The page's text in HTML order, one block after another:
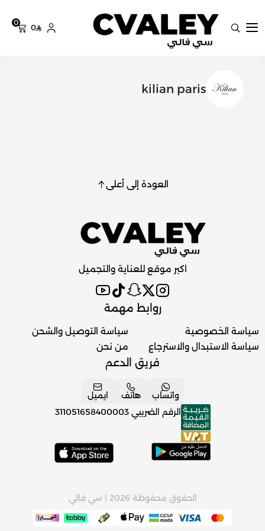
سي فالي
0
0
kilian paris
العودة إلى أعلى
اكبر موقع للعناية والتجميل
روابط مهمة
سياسة الخصوصية
سياسة الاستبدال والاسترجاع
سياسة التوصيل والشحن
من نحن
فريق الدعم
واتساب هاتف
ايميل
الرقم الضريبي 311051658400003
الحقوق محفوظة 2026 | سي فالي